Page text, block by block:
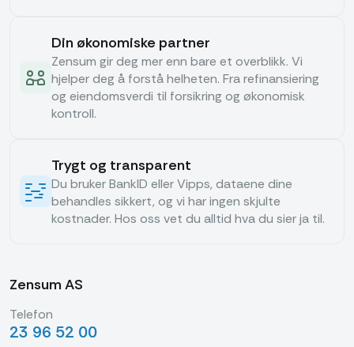
Din økonomiske partner
Zensum gir deg mer enn bare et overblikk. Vi
hjelper deg å forstå helheten. Fra refinansiering
og eiendomsverdi til forsikring og økonomisk
kontroll.
Trygt og transparent
Du bruker BankID eller Vipps, dataene dine
behandles sikkert, og vi har ingen skjulte
kostnader. Hos oss vet du alltid hva du sier ja til.
Zensum AS
Telefon
23 96 52 00